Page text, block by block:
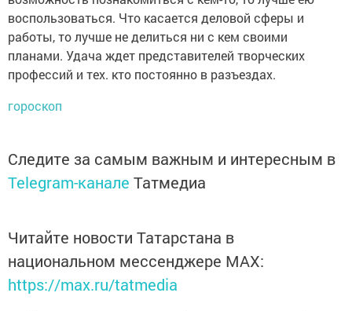
воспользоваться. Что касается деловой сферы и
работы, то лучше не делиться ни с кем своими
планами. Удача ждет представителей творческих
профессий и тех. кто постоянно в разъездах.
гороскоп
Следите за самым важным и интересным в
Telegram-канале Татмедиа
Читайте новости Татарстана в
национальном мессенджере MАХ:
https://max.ru/tatmedia